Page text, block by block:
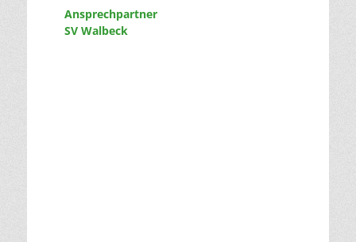
Ansprechpartner
SV Walbeck